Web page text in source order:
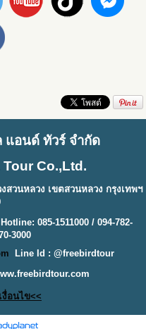
แอนด์ ทัวร์ จำกัด
Co.,Ltd.
สวนหลวง เขตสวนหลวง กรุงเทพฯ
085-1511000 / 094-782-
3000
Line Id : @freebirdtour
งื่อนไข<<